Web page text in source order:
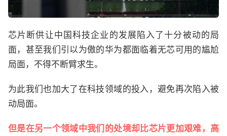
芯片断供让中国科技企业的发展陷入了十分被动的局
面，甚至我们引以为傲的华为都面临着无芯可用的尴尬
局面，不得不断臂求生。
为此我们也加大了在科技领域的投入，避免再次陷入被
动局面。
但是在另一个领域中我们的处境却比芯片更加艰难，高